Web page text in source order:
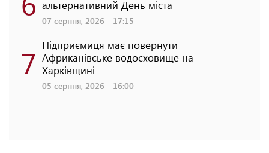
альтернативний День міста
07 серпня, 2026 - 17:15
7 Підприємиця має повернути
Африканівське водосховище на
Харківщині
05 серпня, 2026 - 16:00